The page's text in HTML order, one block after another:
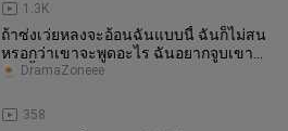
1.3K
ถ้าซ่งเว่ยหลงจะอ้อนฉันแบบนี้ ฉันก็ไม่สน
หรอกว่าเขาจะพูดอะไร ฉันอยากจูบเขา
เท่านั้นแหละ
358
DramaZoneee